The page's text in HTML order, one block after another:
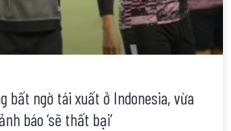
bất ngờ tái xuất ở Indonesia, vừa
báo ‘sẽ thất bại’